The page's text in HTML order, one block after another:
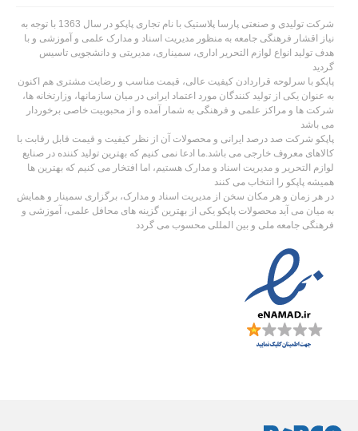
شرکت تولیدی و صنعتی پارسا پلاستیک با نام تجاری پاپکو در سال 1363 با توجه به
نیاز اقشار فرهنگی جامعه به منظور مدیریت اسناد و مدارک علمی و آموزشی و با
هدف تولید انواع لوازم التحریر اداری، سمیناری، مدیریتی و دانشجویی تاسیس
گردید
پاپکو با سرلوحه قراردادن کیفیت عالی، قیمت مناسب و رضایت مشتری هم اکنون
به عنوان یکی از تولید کنندگان مورد اعتماد ایرانی در میان سازمانها، وزارتخانه ها،
شرکت ها و مراکز علمی و فرهنگی به شمار آمده و از محبوبیت خاصی برخوردار
می باشد
پاپکو شرکت صد درصد ایرانی و محصولات آن از نظر کیفیت و قیمت قابل رقابت با
کالاهای معروف خارجی می باشد.ما ادعا نمی کنیم که بهترین تولید کننده در صنایع
لوازم التحریر و مدیریت اسناد و مدارک هستیم، اما افتخار می کنیم که بهترین ها
همیشه پاپکو را انتخاب می کنند
در هر زمان و هر مکان سخن از مدیریت اسناد و مدارک، برگزاری سمینار و همایش
به میان می آید محصولات پاپکو یکی از بهترین گزینه های محافل علمی، آموزشی و
فرهنگی جامعه ملی و بین المللی محسوب می گردد